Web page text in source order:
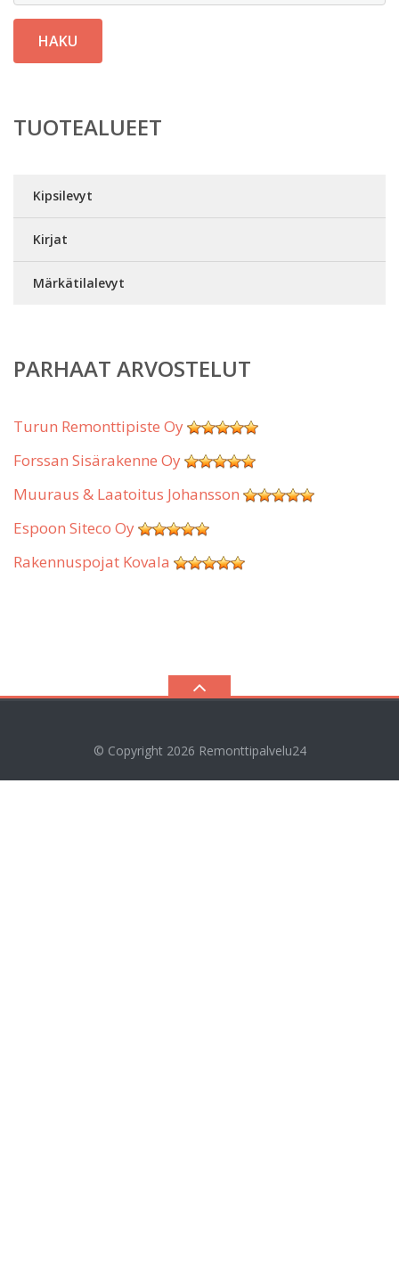
HAKU
TUOTEALUEET
Kipsilevyt
Kirjat
Märkätilalevyt
PARHAAT ARVOSTELUT
Turun Remonttipiste Oy
Forssan Sisärakenne Oy
Muuraus & Laatoitus Johansson
Espoon Siteco Oy
Rakennuspojat Kovala
© Copyright 2026 Remonttipalvelu24